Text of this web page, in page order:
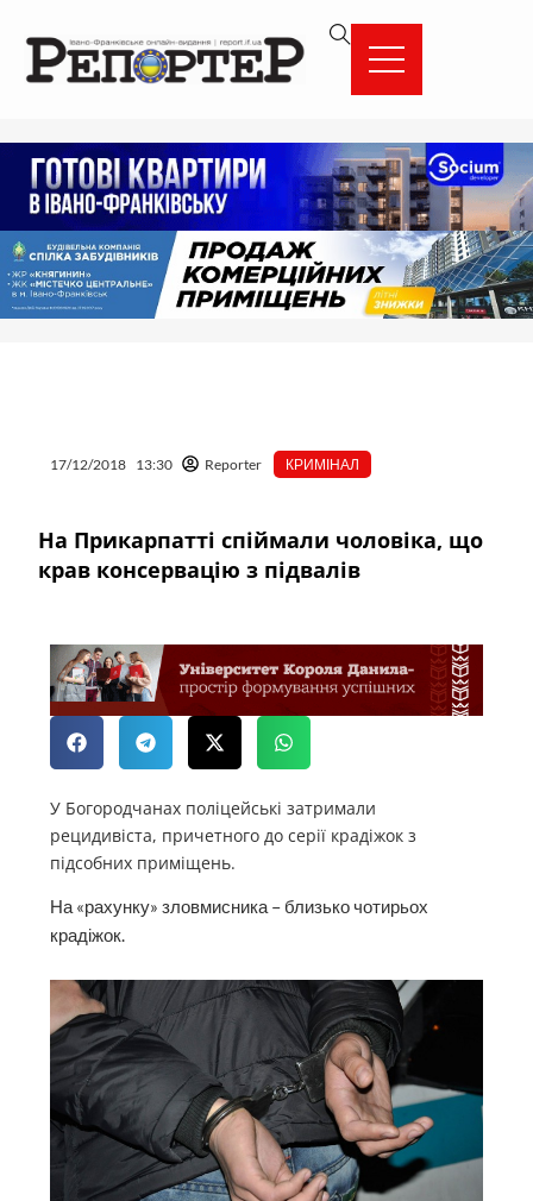
вмісту
17/12/2018 13:30 Reporter КРИМІНАЛ
На Прикарпатті спіймали чоловіка, що
крав консервацію з підвалів
У Богородчанах поліцейські затримали
рецидивіста, причетного до серії крадіжок з
підсобних приміщень.
На «рахунку» зловмисника – близько чотирьох
крадіжок.